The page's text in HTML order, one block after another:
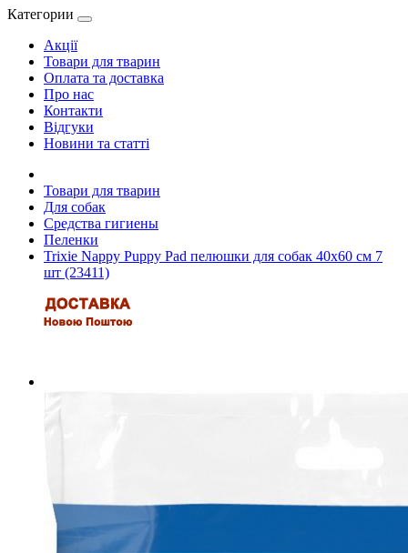
Категории
Акції
Товари для тварин
Оплата та доставка
Про нас
Контакти
Відгуки
Новини та статті
Товари для тварин
Для собак
Средства гигиены
Пеленки
Trixie Nappy Puppy Pad пелюшки для собак 40х60 см 7
шт (23411)